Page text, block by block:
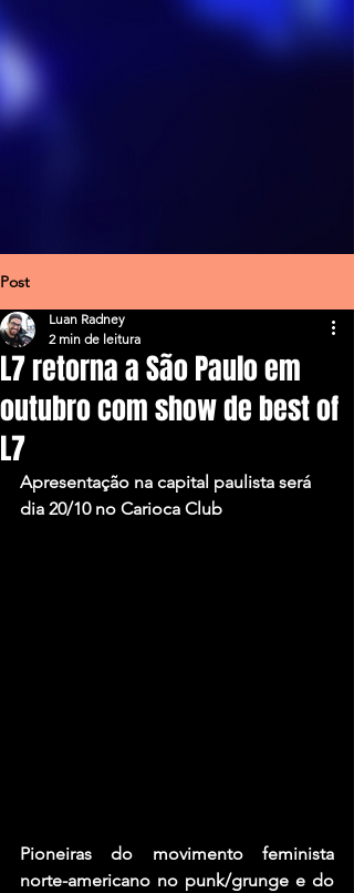
Post
L7 retorna a São Paulo em
outubro com show de best of
L7
Luan Radney
2 min de leitura
Apresentação na capital paulista será
dia 20/10 no Carioca Club
Pioneiras do movimento feminista
norte-americano no punk/grunge e do